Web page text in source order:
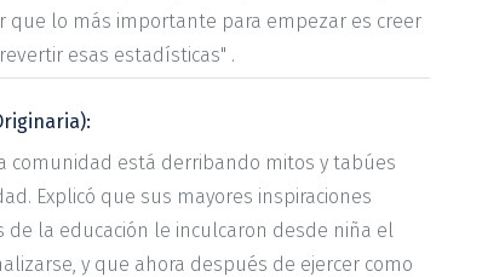
que lo más importante para empezar es creer
esas estadísticas" .
comunidad está derribando mitos y tabúes
Explicó que sus mayores inspiraciones
la educación le inculcaron desde niña el
y que ahora después de ejercer como